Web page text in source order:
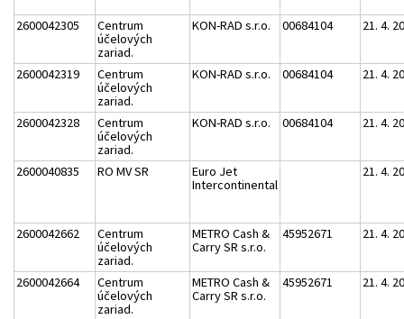
2600042305
Centrum
účelových
zariad.
KON-RAD s.r.o. 00684104 21. 4.
2600042319
Centrum
účelových
zariad.
KON-RAD s.r.o. 00684104 21. 4.
2600042328
Centrum
účelových
zariad.
KON-RAD s.r.o. 00684104 21. 4.
2600040835 RO MV SR
Euro Jet
Intercontinental
21. 4.
2600042662
Centrum
účelových
zariad.
METRO Cash &
Carry SR s.r.o.
45952671 21. 4.
2600042664
Centrum
účelových
zariad.
METRO Cash &
Carry SR s.r.o.
45952671 21. 4.